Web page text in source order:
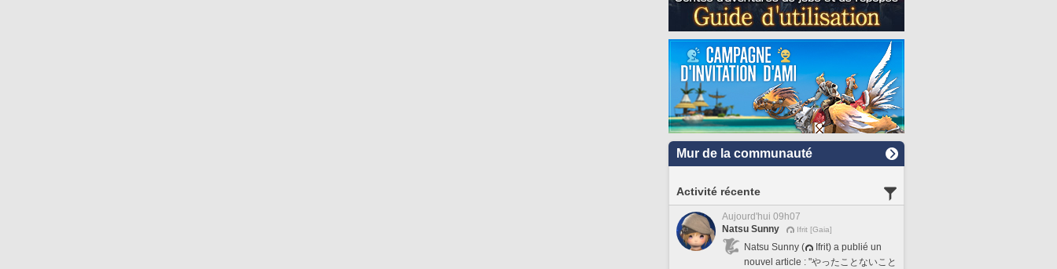
Mur de la communauté
Activité récente
Aujourd'hui 09h07
Natsu Sunny
Ifrit [Gaia]
Natsu Sunny (
Ifrit) a publié un
nouvel article : "やったことないこと